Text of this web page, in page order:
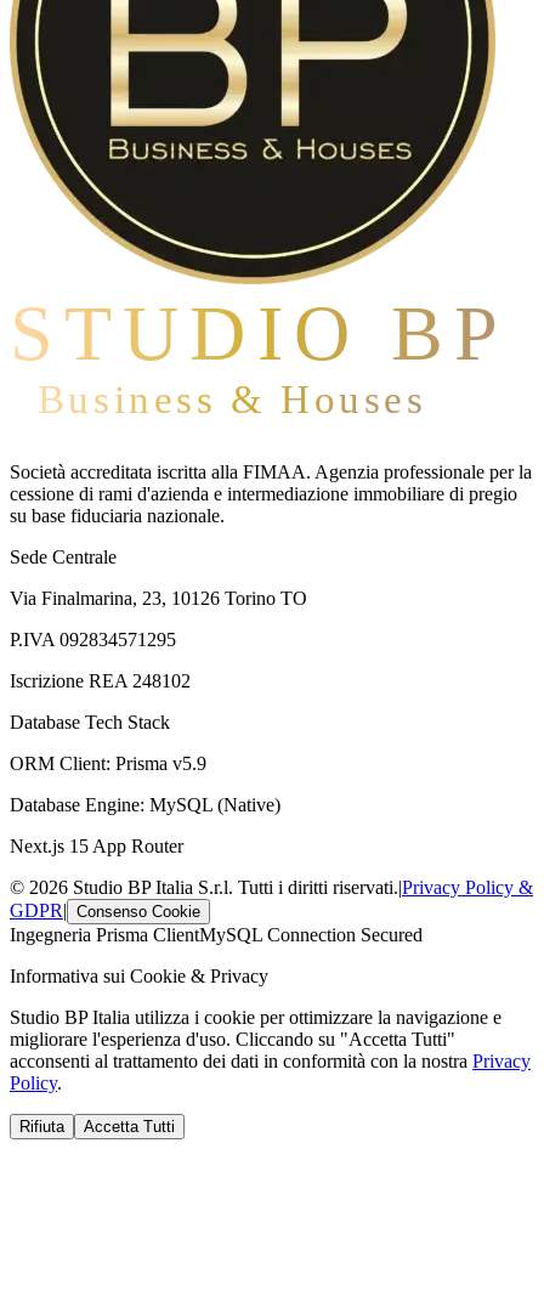
STUDIO BP
Business & Houses
Società accreditata iscritta alla FIMAA. Agenzia professionale per la
cessione di rami d'azienda e intermediazione immobiliare di pregio
su base fiduciaria nazionale.
Sede Centrale
Via Finalmarina, 23, 10126 Torino TO
P.IVA 092834571295
Iscrizione REA 248102
Database Tech Stack
ORM Client: Prisma v5.9
Database Engine: MySQL (Native)
Next.js 15 App Router
© 2026 Studio BP Italia S.r.l. Tutti i diritti riservati.|Privacy Policy &
GDPR| Consenso Cookie
Ingegneria Prisma ClientMySQL Connection Secured
Informativa sui Cookie & Privacy
Studio BP Italia utilizza i cookie per ottimizzare la navigazione e
migliorare l'esperienza d'uso. Cliccando su "Accetta Tutti"
acconsenti al trattamento dei dati in conformità con la nostra Privacy
Policy.
Rifiuta Accetta Tutti